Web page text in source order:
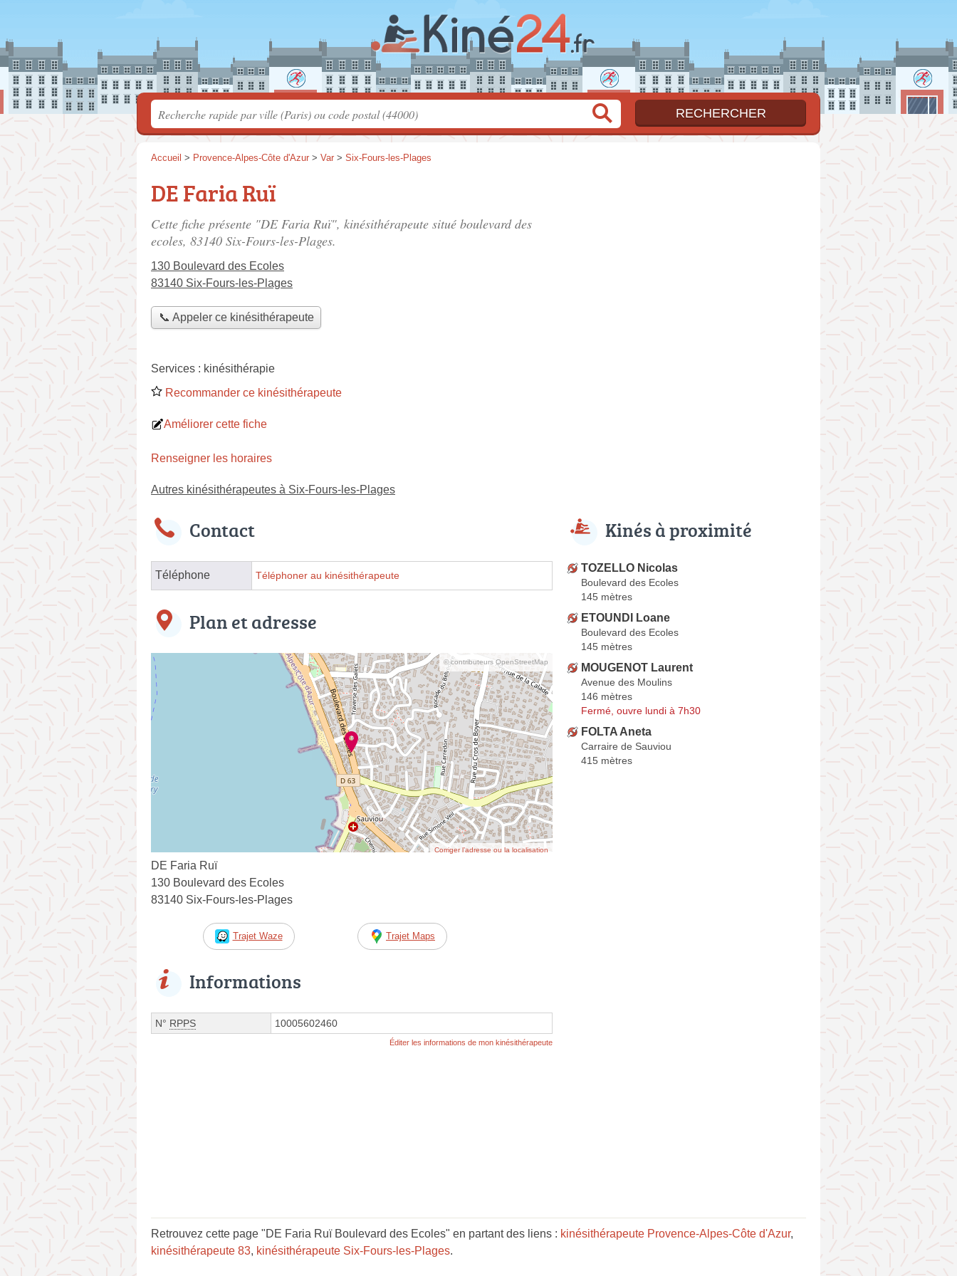
Accueil > Provence-Alpes-Côte d'Azur > Var > Six-Fours-les-Plages
DE Faria Ruï
Cette fiche présente "DE Faria Ruï", kinésithérapeute situé boulevard des
ecoles, 83140 Six-Fours-les-Plages.
130 Boulevard des Ecoles
83140 Six-Fours-les-Plages
📞 Appeler ce kinésithérapeute
Services : kinésithérapie
Recommander ce kinésithérapeute
Améliorer cette fiche
Renseigner les horaires
Autres kinésithérapeutes à Six-Fours-les-Plages
Contact
Téléphone Téléphoner au kinésithérapeute
Plan et adresse
© contributeurs OpenStreetMap
Corriger l’adresse ou la localisation
DE Faria Ruï
130 Boulevard des Ecoles
83140 Six-Fours-les-Plages
Trajet Waze Trajet Maps
Informations
N° RPPS 10005602460
Éditer les informations de mon kinésithérapeute
Kinés à proximité
TOZELLO Nicolas
Boulevard des Ecoles
145 mètres
ETOUNDI Loane
Boulevard des Ecoles
145 mètres
MOUGENOT Laurent
Avenue des Moulins
146 mètres
Fermé, ouvre lundi à 7h30
FOLTA Aneta
Carraire de Sauviou
415 mètres
Retrouvez cette page "DE Faria Ruï Boulevard des Ecoles" en partant des liens : kinésithérapeute Provence-Alpes-Côte d'Azur,
kinésithérapeute 83, kinésithérapeute Six-Fours-les-Plages.